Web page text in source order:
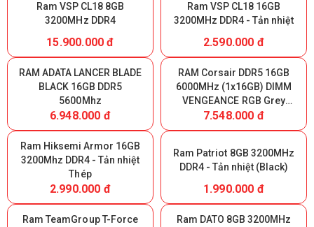
Ram VSP CL18 8GB
3200MHz DDR4
15.900.000 đ
Ram VSP CL18 16GB
3200MHz DDR4 - Tản nhiệt
2.590.000 đ
RAM ADATA LANCER BLADE
BLACK 16GB DDR5
5600Mhz
6.948.000 đ
RAM Corsair DDR5 16GB
6000MHz (1x16GB) DIMM
VENGEANCE RGB Grey
Heatspreader, RGB LED,
Intel XMP & AMD EXPO,
7.548.000 đ
Ram Hiksemi Armor 16GB
3200Mhz DDR4 - Tản nhiệt
Thép
2.990.000 đ
Ram Patriot 8GB 3200MHz
DDR4 - Tản nhiệt (Black)
1.990.000 đ
Ram TeamGroup T-Force
Ram DATO 8GB 3200MHz